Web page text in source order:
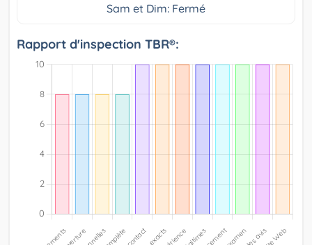
Sam et Dim: Fermé
Rapport d'inspection TBR®: